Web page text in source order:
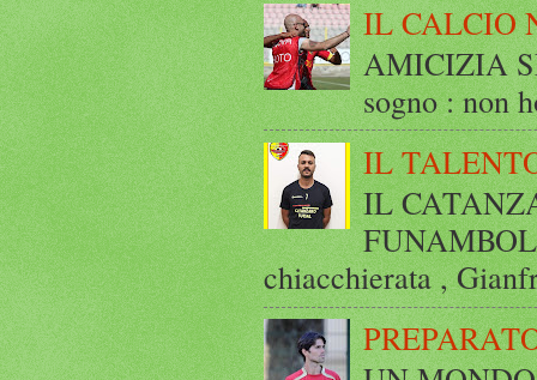
IL CALCIO
AMICIZIA
sogno : non
IL
IL
chiacchierata ,